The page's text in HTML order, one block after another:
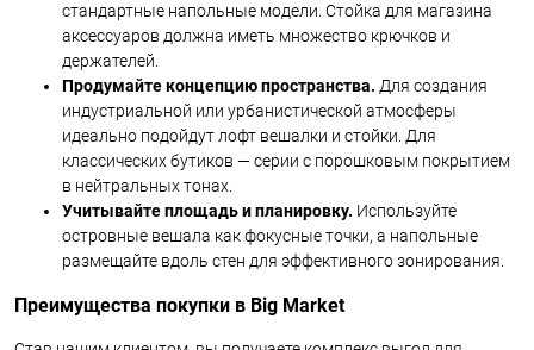
стандартные напольные модели. Стойка для магазина
аксессуаров должна иметь множество крючков и
держателей.
Продумайте концепцию пространства. Для создания
индустриальной или урбанистической атмосферы
идеально подойдут лофт вешалки и стойки. Для
классических бутиков — серии с порошковым покрытием
в нейтральных тонах.
Учитывайте площадь и планировку. Используйте
островные вешала как фокусные точки, а напольные
размещайте вдоль стен для эффективного зонирования.
Преимущества покупки в Big Market